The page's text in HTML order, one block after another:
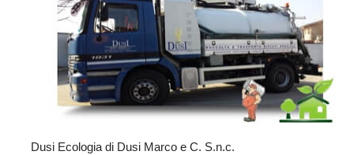
Dusi Ecologia di Dusi Marco e C. S.n.c.